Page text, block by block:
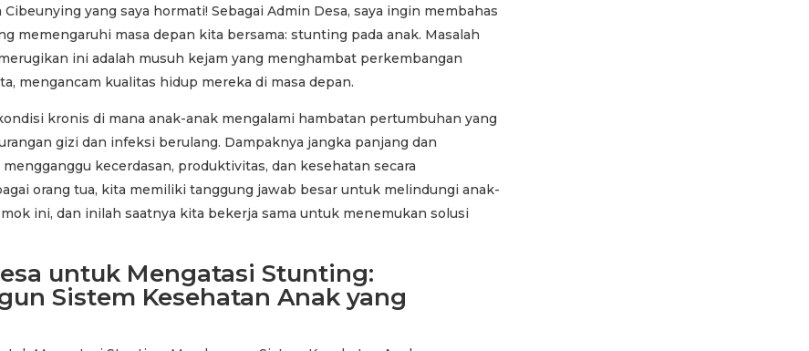
Cibeunying yang saya hormati! Sebagai Admin Desa, saya ingin membahas
memengaruhi masa depan kita bersama: stunting pada anak. Masalah
ini adalah musuh kejam yang menghambat perkembangan
mengancam kualitas hidup mereka di masa depan.
kronis di mana anak-anak mengalami hambatan pertumbuhan yang
gizi dan infeksi berulang. Dampaknya jangka panjang dan
kecerdasan, produktivitas, dan kesehatan secara
orang tua, kita memiliki tanggung jawab besar untuk melindungi anak-
ini, dan inilah saatnya kita bekerja sama untuk menemukan solusi
untuk Mengatasi Stunting:
Sistem Kesehatan Anak yang